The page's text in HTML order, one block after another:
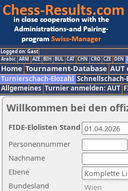
Logged on: Gast
Arabic ARM AZE BIH BUL CAT CHN CRO CZE DEN
Home Tournament-Database
Turnierschach-Elozahl Schnellschach-
Allgemeines Turnier anmelden: AUT
Willkommen bei den
Nachname
Ebene
Personennummer
Bundesland
FIDE-Elolisten Stand